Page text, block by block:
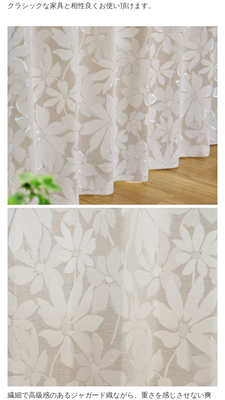
クラシックな家具と相性良くお使い頂けます。
繊細で高級感のあるジャガード織ながら、重さを感じさせない爽